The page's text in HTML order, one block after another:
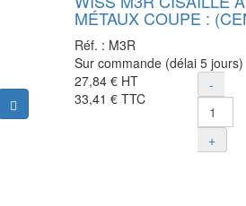
Ajouter au panier
MÉTAUX COUPE :
Réf. : M3R
Sur commande (délai 5 jours)
27,84 € HT
33,41 € TTC
-
+